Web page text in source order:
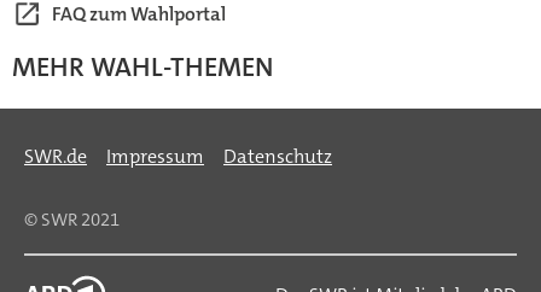
FAQ zum Wahlportal
MEHR WAHL-THEMEN
SWR.de Impressum Datenschutz
© SWR 2021